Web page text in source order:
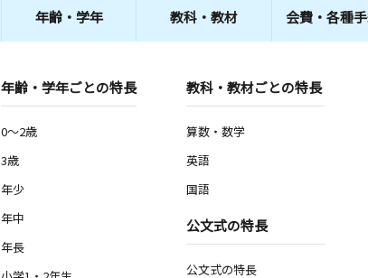
3歳～高校生
埼玉県越谷市赤山町１丁目８７ 大関ビル１Ｆ
月 火 金 土
日
2歳～高校生
埼玉県越谷市川柳町１丁目３１７－４
金
埼玉県越谷市宮本町３丁目１２―５
年齢・学年 教科・教材 会費・ 各種
年齢・学年ごとの特長
0～2歳
3歳
年少
年中
年長
教科・教材ごとの特長
算数・数学
英語
国語
公文式の特長
公文式の特長